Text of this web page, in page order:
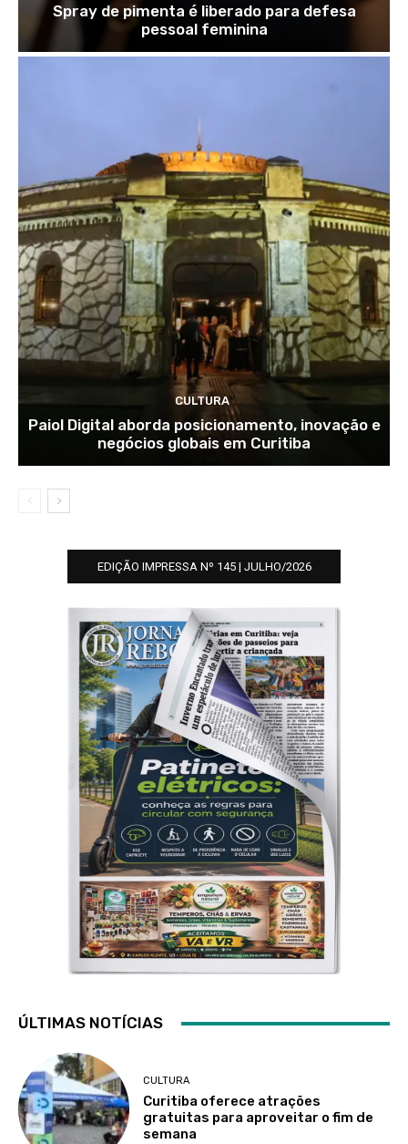
Spray de pimenta é liberado para defesa
pessoal feminina
CULTURA
Paiol Digital aborda posicionamento, inovação e
negócios globais em Curitiba
EDIÇÃO IMPRESSA Nº 145 | JULHO/2026
ÚLTIMAS NOTÍCIAS
CULTURA
Curitiba oferece atrações
gratuitas para aproveitar o fim de
semana